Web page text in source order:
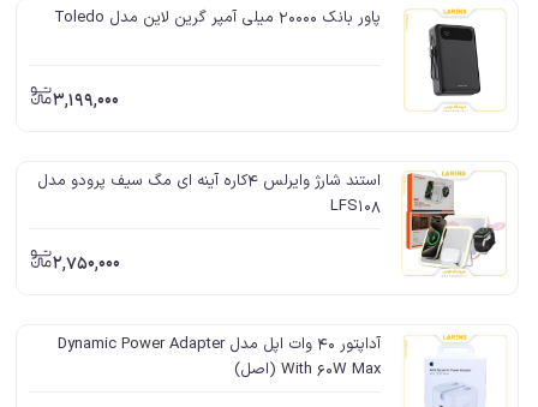
پاور بانک 20000 میلی آمپر گرین لاین مدل Toledo
3,199,000
استند شارژ وایرلس 4کاره آینه ای مگ سیف پرودو مدل
LFS108
2,750,000
آداپتور 40 وات اپل مدل Dynamic Power Adapter
With 60W Max (اصل)